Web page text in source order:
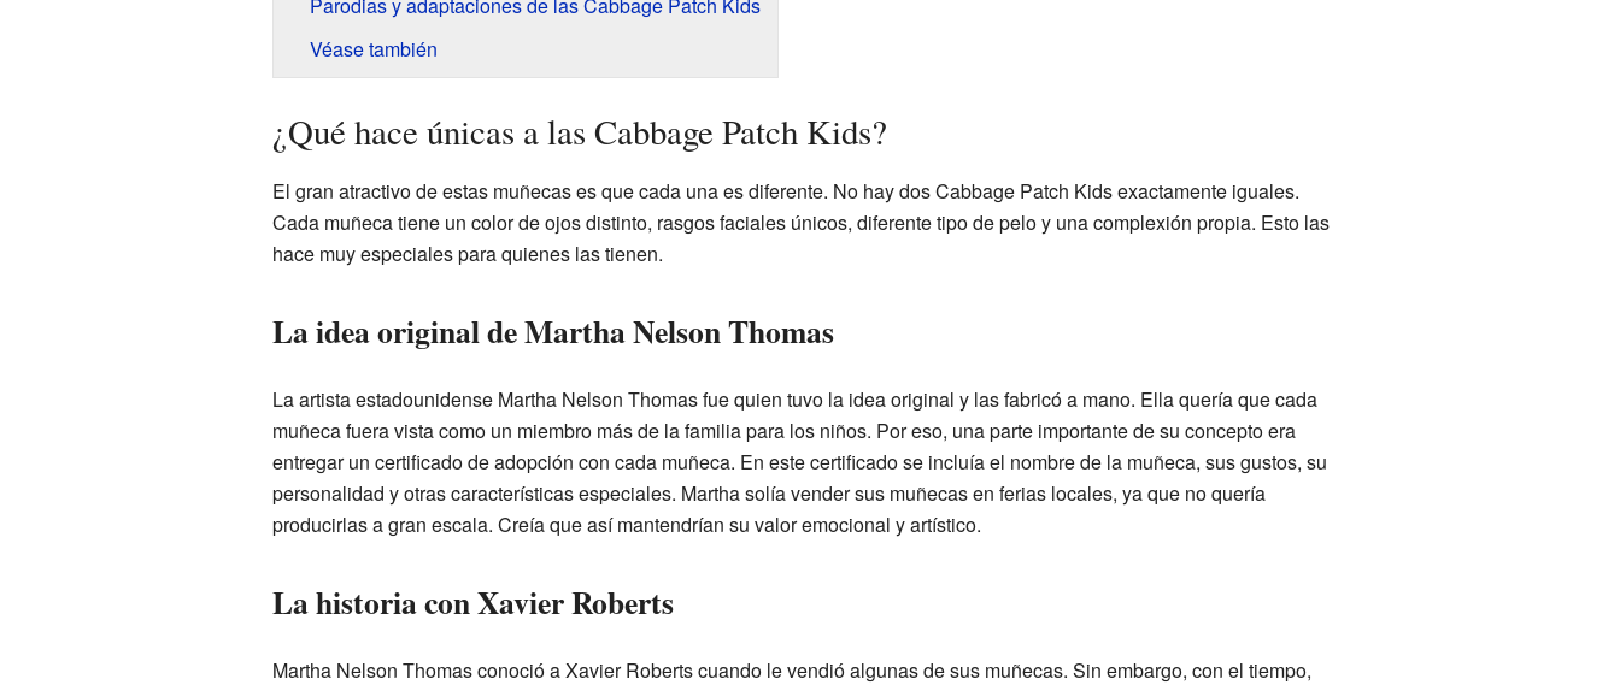
Véase también
¿Qué hace únicas a las Cabbage Patch Kids?
El gran atractivo de estas muñecas es que cada una es diferente. No hay dos Cabbage Patch Kids exactamente iguales.
Cada muñeca tiene un color de ojos distinto, rasgos faciales únicos, diferente tipo de pelo y una complexión propia. Esto las
hace muy especiales para quienes las tienen.
La idea original de Martha Nelson Thomas
La artista estadounidense Martha Nelson Thomas fue quien tuvo la idea original y las fabricó a mano. Ella quería que cada
muñeca fuera vista como un miembro más de la familia para los niños. Por eso, una parte importante de su concepto era
entregar un certificado de adopción con cada muñeca. En este certificado se incluía el nombre de la muñeca, sus gustos, su
personalidad y otras características especiales. Martha solía vender sus muñecas en ferias locales, ya que no quería
producirlas a gran escala. Creía que así mantendrían su valor emocional y artístico.
La historia con Xavier Roberts
Martha Nelson Thomas conoció a Xavier Roberts cuando le vendió algunas de sus muñecas. Sin embargo, con el tiempo,